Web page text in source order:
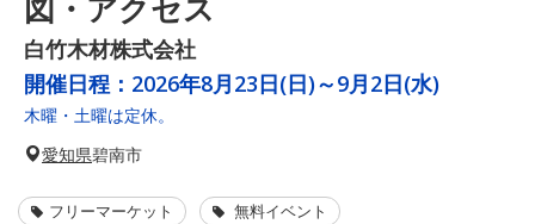
白竹木材株式会社
開催日程： 2026年8月23日(日)～9月2日(水)
木曜・土曜は定休。
愛知県碧南市
フリーマーケット 無料イベント